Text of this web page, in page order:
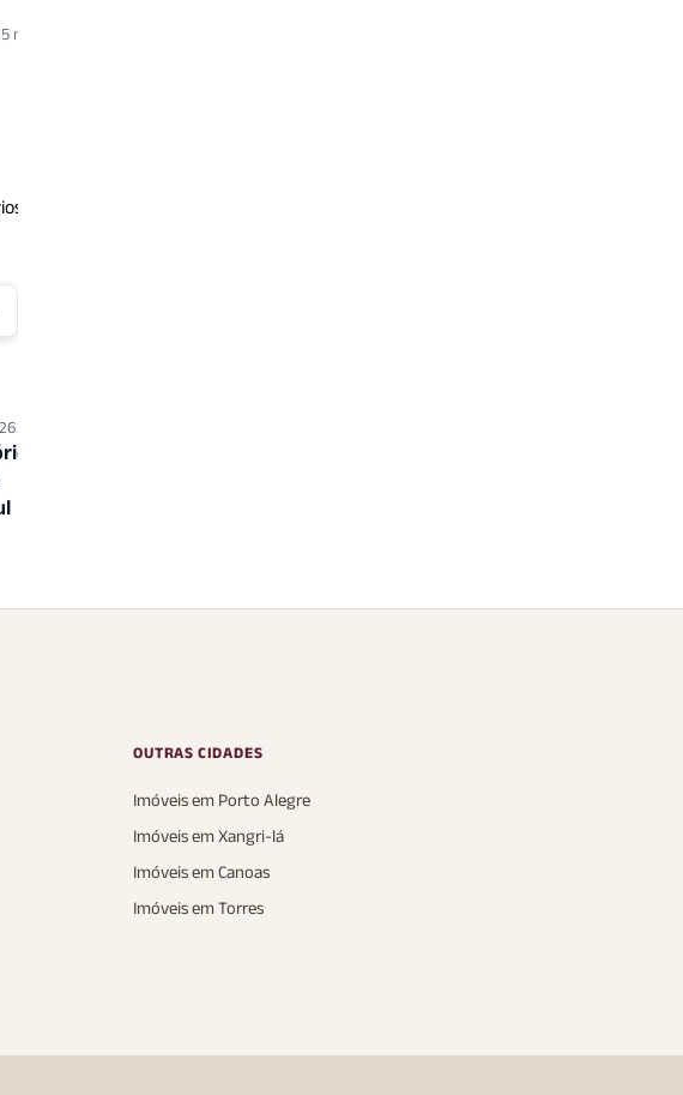
m²
OUTRAS CIDADES
Imóveis em Porto Alegre
Imóveis em Xangri-lá
Imóveis em Canoas
Imóveis em Torres